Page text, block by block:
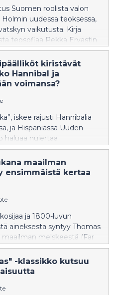
Suomen roolista valon
uudessa teoksessa,
vaikutusta. Kirja
teosofiaa Pekka Ervastin
kiristävät
Hannibal ja
voimansa?
iskee rajusti Hannibalia
ja Hispaniassa Uuden
haluaa nujertaa
puuttuu peliin: sen saavat
avuksi Italiaan
maailman
ensimmäistä kertaa
ja 1800-luvun
aineksesta syntyy Thomas
maailman melskeestä (Far
joka ilmestyy nyt
Teoksen on
ja mukana ovat myös
-klassikko kutsuu